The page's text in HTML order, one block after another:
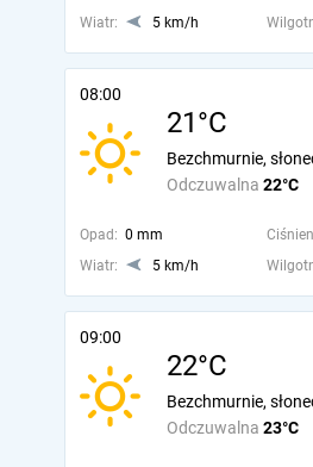
Wiatr: 5 km/h
08:00
21°C
Odczuwalna 22°C
Bezchmurnie,
Opad: 0 mm
Wiatr:
5 km/h
09:00
22°C
Odczuwalna 23°C
Bezchmurnie,